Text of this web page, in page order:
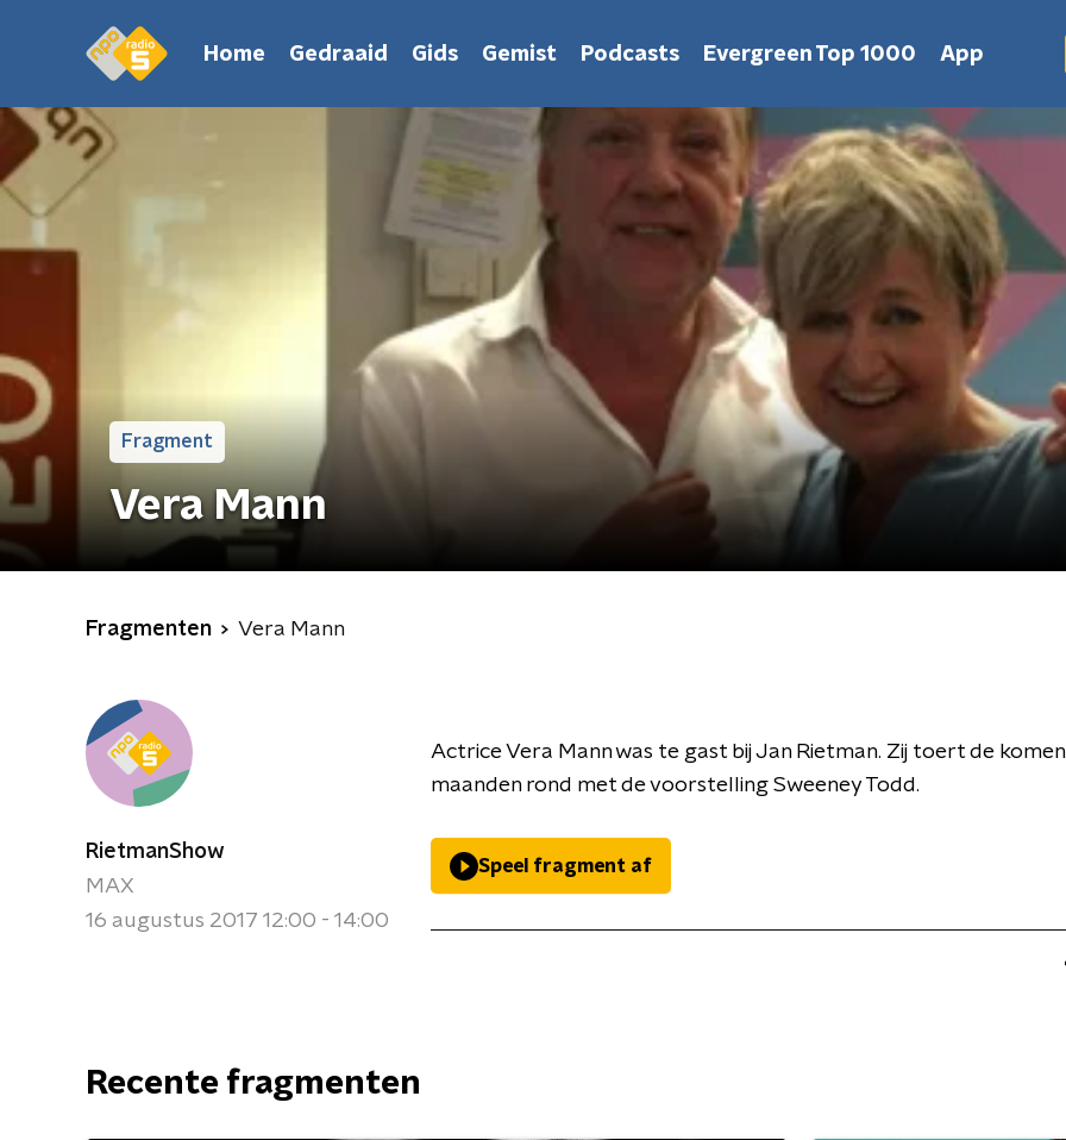
Home Gedraaid Gids Gemist Podcasts Evergreen Top 1000 App
Fragment
Vera Mann
Fragmenten Vera Mann
RietmanShow
MAX
16 augustus 2017 12:00 - 14:00
Actrice Vera Mann was te gast bij Jan Rietman. Zij toert de
maanden rond met de voorstelling Sweeney Todd.
Speel fragment af
Recente fragmenten